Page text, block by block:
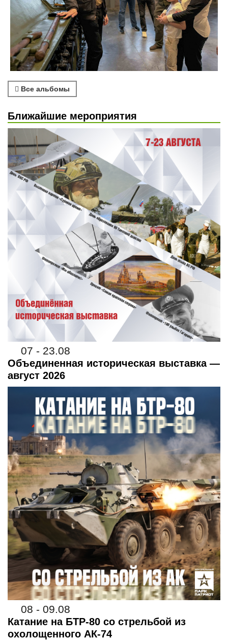
Все альбомы
Ближайшие мероприятия
07 - 23.08
Объединенная историческая выставка —
август 2026
08 - 09.08
Катание на БТР-80 со стрельбой из
охолощенного АК-74